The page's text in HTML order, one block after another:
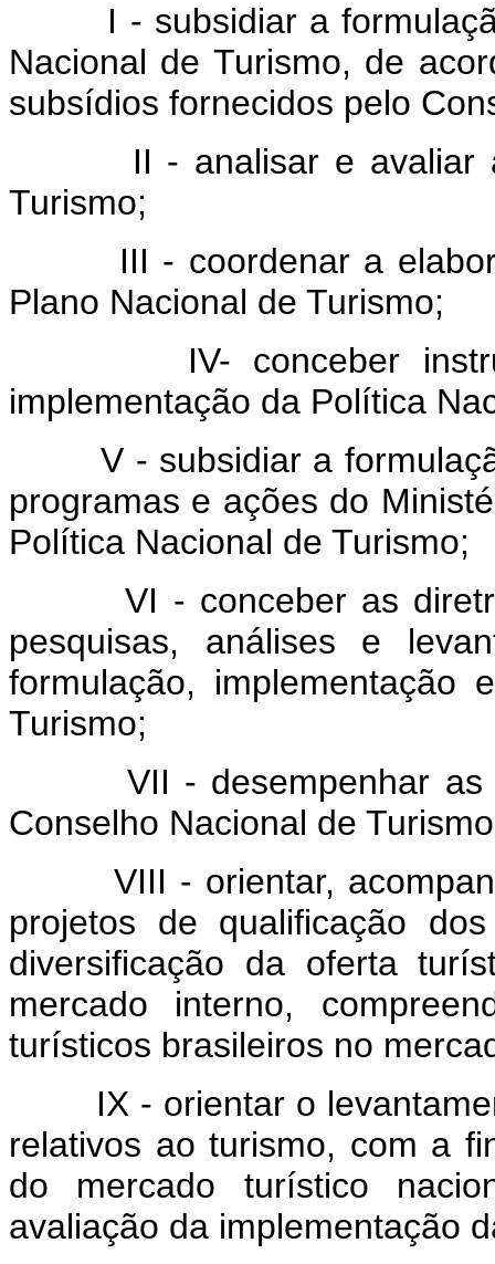
I - subsidiar a
Nacional de Turismo, de
subsídios fornecidos pelo
II - analisar e avaliar a
Turismo;
III - coordenar a
Plano Nacional de Turismo;
IV- conceber
implementação da Política
V - subsidiar a
programas e ações do
Política Nacional de Turismo;
VI - conceber as
pesquisas, análises e
formulação, implementação
Turismo;
VII - desempenhar as
Conselho Nacional de
VIII - orientar,
projetos de qualificação
diversificação da oferta
mercado interno,
turísticos brasileiros no
IX - orientar o
relativos ao turismo, com a
do mercado turístico
avaliação da implementação